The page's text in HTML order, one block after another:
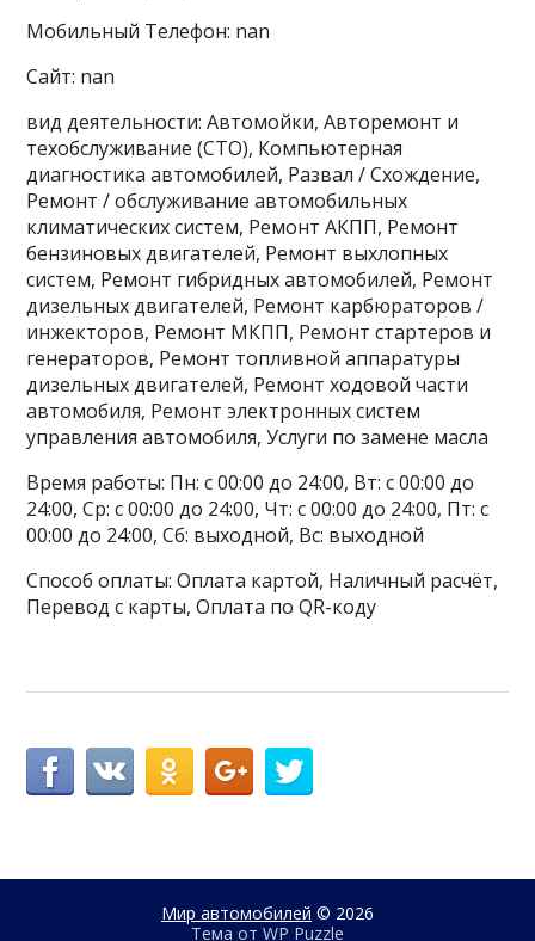
Мобильный Телефон: nan
Сайт: nan
вид деятельности: Автомойки, Авторемонт и
техобслуживание (СТО), Компьютерная
диагностика автомобилей, Развал / Схождение,
Ремонт / обслуживание автомобильных
климатических систем, Ремонт АКПП, Ремонт
бензиновых двигателей, Ремонт выхлопных
систем, Ремонт гибридных автомобилей, Ремонт
дизельных двигателей, Ремонт карбюраторов /
инжекторов, Ремонт МКПП, Ремонт стартеров и
генераторов, Ремонт топливной аппаратуры
дизельных двигателей, Ремонт ходовой части
автомобиля, Ремонт электронных систем
управления автомобиля, Услуги по замене масла
Время работы: Пн: с 00:00 до 24:00, Вт: с 00:00 до
24:00, Ср: с 00:00 до 24:00, Чт: с 00:00 до 24:00, Пт: с
00:00 до 24:00, Сб: выходной, Вс: выходной
Способ оплаты: Оплата картой, Наличный расчёт,
Перевод с карты, Оплата по QR-коду
Мир автомобилей © 2026
Тема от WP Puzzle